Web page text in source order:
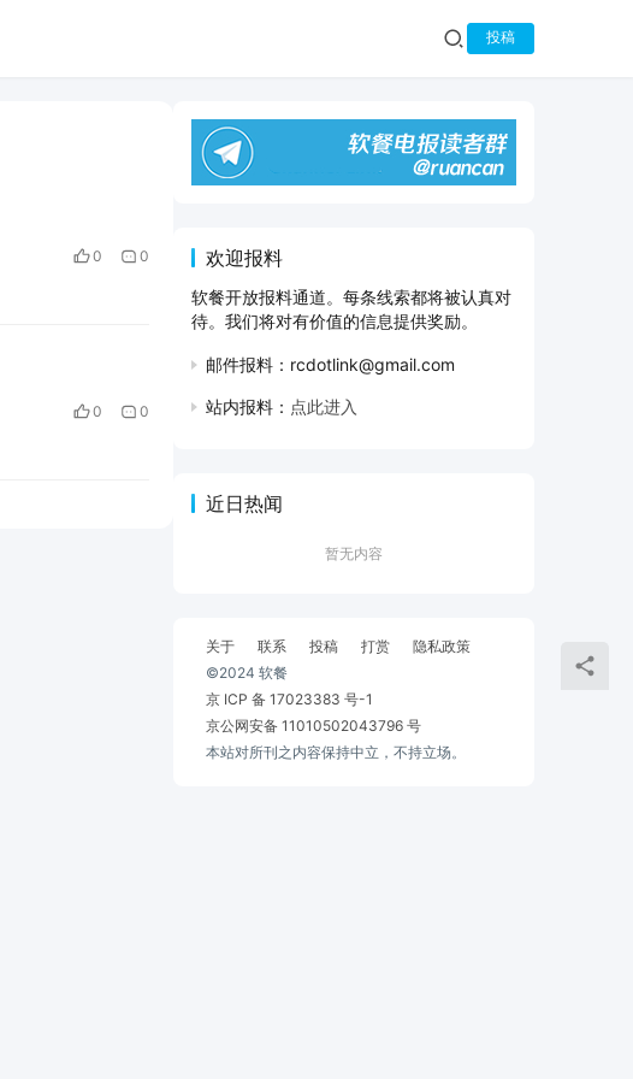
投稿
0 0
0 0
欢迎报料
软餐开放报料通道。每条线索都将被认真对
待。我们将对有价值的信息提供奖励。
邮件报料：rcdotlink@gmail.com
站内报料： 点此进入
近日热闻
暂无内容
关于 联系 投稿 打赏
隐私政策
©2024 软餐
京 ICP 备 17023383 号-1
京公网安备 11010502043796 号
本站对所刊之内容保持中立，不持立场。